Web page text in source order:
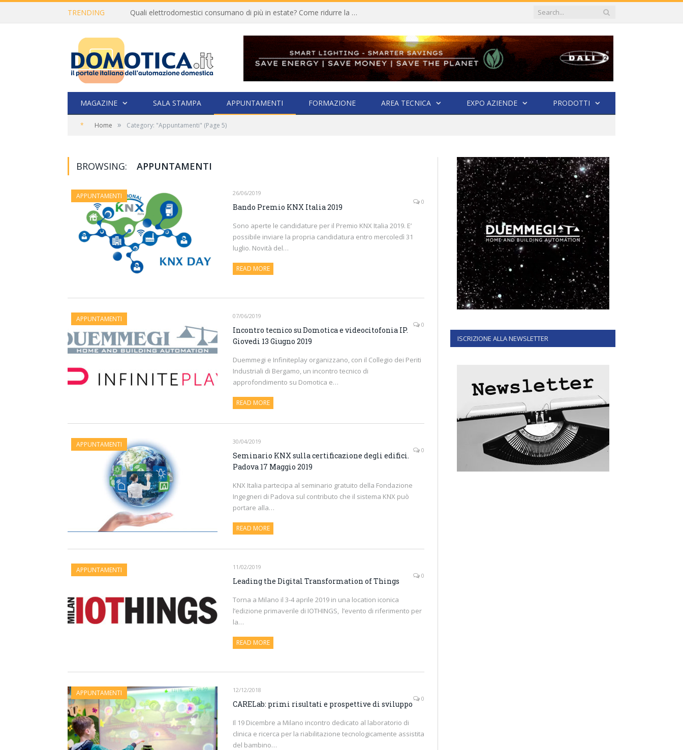
TRENDING Quali elettrodomestici consumano di più in estate? Come ridurre la bolletta
MAGAZINE SALA STAMPA APPUNTAMENTI FORMAZIONE AREA TECNICA EXPO AZIENDE PRODOTTI
* Home » Category: "Appuntamenti" (Page 5)
BROWSING: APPUNTAMENTI
APPUNTAMENTI
26/06/2019
0
Bando Premio KNX Italia 2019
Sono aperte le candidature per il Premio KNX Italia 2019. E’
possibile inviare la propria candidatura entro mercoledì 31
luglio. Novità del…
READ MORE
APPUNTAMENTI
07/06/2019
0
Incontro tecnico su Domotica e videocitofonia IP.
Giovedi 13 Giugno 2019
Duemmegi e Infiniteplay organizzano, con il Collegio dei Periti
Industriali di Bergamo, un incontro tecnico di
approfondimento su Domotica e…
READ MORE
APPUNTAMENTI
30/04/2019
0
Seminario KNX sulla certificazione degli edifici.
Padova 17 Maggio 2019
KNX Italia partecipa al seminario gratuito della Fondazione
Ingegneri di Padova sul contributo che il sistema KNX può
portare alla…
READ MORE
APPUNTAMENTI
11/02/2019
0
Leading the Digital Transformation of Things
Torna a Milano il 3-4 aprile 2019 in una location iconica
l’edizione primaverile di IOTHINGS, l’evento di riferimento per
la…
READ MORE
APPUNTAMENTI
12/12/2018
0
CARELab: primi risultati e prospettive di sviluppo
Il 19 Dicembre a Milano incontro dedicato al laboratorio di
clinica e ricerca per la riabilitazione tecnologicamente assistita
del bambino…
ISCRIZIONE ALLA NEWSLETTER